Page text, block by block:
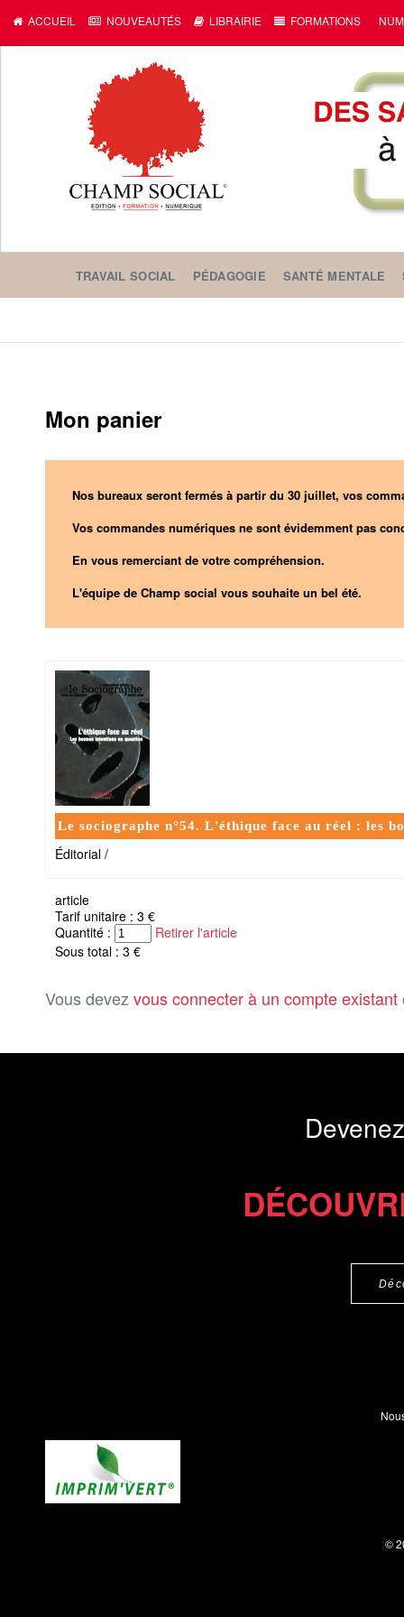
ACCUEIL NOUVEAUTÉS LIBRAIRIE FORMATIONS
TRAVAIL SOCIAL PÉDAGOGIE SANTÉ MENTALE
Mon panier
Nos bureaux seront fermés à partir du 30 juillet, vos
Vos commandes numériques ne sont évidemment pas
En vous remerciant de votre compréhension.
L'équipe de Champ social vous souhaite un bel été.
Le sociographe n°54. L'éthique face au réel : les
Éditorial /
article
Tarif unitaire : 3 €
Quantité :
Retirer l'article
Sous total : 3 €
Vous devez vous connecter à un compte existant
©